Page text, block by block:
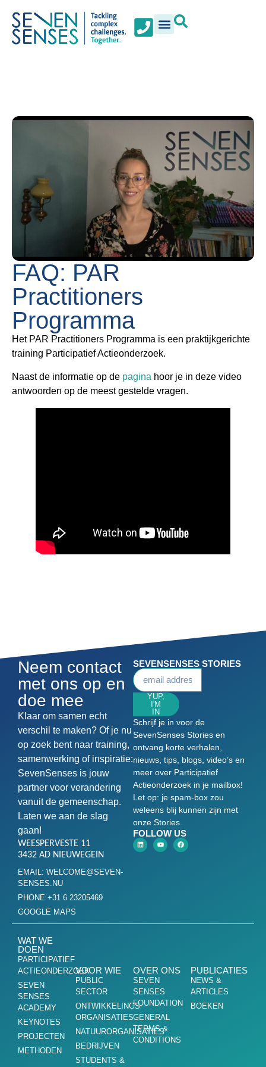
FAQ: PAR
Practitioners
Programma
Het PAR Practitioners Programma is een praktijkgerichte
training Participatief Actieonderzoek.
Naast de informatie op de pagina hoor je in deze video
antwoorden op de meest gestelde vragen.
Neem contact
met ons op en
doe mee
Klaar om samen echt
verschil te maken? Of je nu
op zoek bent naar training,
samenwerking of inspiratie:
SevenSenses is jouw
partner voor verandering
vanuit de gemeenschap.
Laten we aan de slag
gaan!
WEESPERVESTE 11
3432 AD NIEUWEGEIN
EMAIL: WELCOME@SEVEN-
SENSES.NU
PHONE +31 6 23205469
GOOGLE MAPS
SEVENSENSES STORIES
YUP,
I'M
IN
Schrijf je in voor de
SevenSenses Stories en
ontvang korte verhalen,
nieuws, tips, blogs, video’s en
meer over Participatief
Actieonderzoek in je mailbox!
Let op: je spam-box zou
weleens blij kunnen zijn met
onze Stories.
FOLLOW US
WAT WE
DOEN
PARTICIPATIEF
ACTIEONDERZOEK
SEVEN
SENSES
ACADEMY
KEYNOTES
PROJECTEN
METHODEN
VOOR WIE
PUBLIC
SECTOR
ONTWIKKELINGS
ORGANISATIES
NATUURORGANISATIES
BEDRIJVEN
STUDENTS &
OVER ONS
SEVEN
SENSES
FOUNDATION
GENERAL
TERMS &
CONDITIONS
PUBLICATIES
NEWS &
ARTICLES
BOEKEN